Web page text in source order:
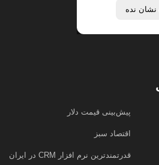
نشان نده
پیش‌بینی قیمت دلار
اقتصاد سبز
قدرتمندترین نرم‌ افزار CRM در ایران